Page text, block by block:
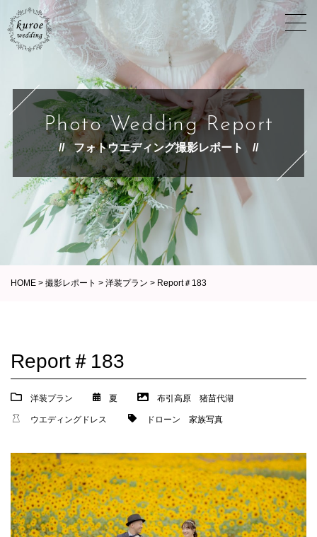
Photo Wedding Report
フォトウエディング撮影レポート
HOME > 撮影レポート > 洋装プラン > Report＃183
Report＃183
洋装プラン 夏 布引高原 猪苗代湖
ウエディングドレス ドローン 家族写真